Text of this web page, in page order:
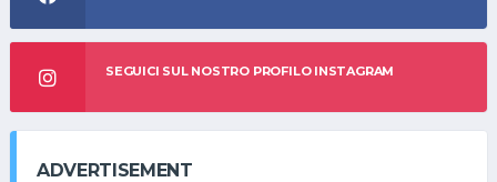
SEGUICI SUL NOSTRO PROFILO INSTAGRAM
ADVERTISEMENT